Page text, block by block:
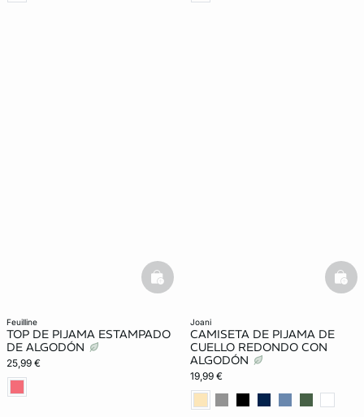
feuilline
TOP DE PIJAMA ESTAMPADO
DE ALGODÓN
25,99 €
basketfull
joani
CAMISETA DE PIJAMA DE
CUELLO REDONDO CON
ALGODÓN
19,99 €